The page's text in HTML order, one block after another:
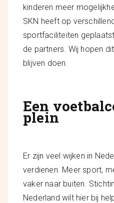
kinderen meer
SKN heeft op
sportfaciliteiten
de partners. Wij hopen
blijven doen.
Een
plein
Er zijn veel wijken in
verdienen. Meer sport,
vaker naar buiten.
Nederland wilt hier bij